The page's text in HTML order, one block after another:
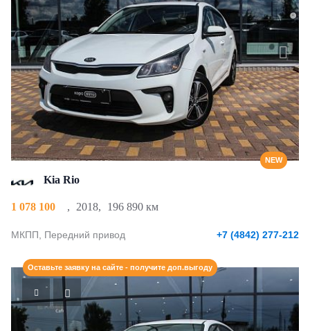
NEW
Kia Rio
1 078 100 , 2018, 196 890 км
МКПП, Передний привод +7 (4842) 277-212
Оставьте заявку на сайте - получите доп.выгоду